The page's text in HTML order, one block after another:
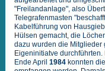
"Freilandanlage", also
Telegrafenmasten
Kabelführung von
Hülsen gemacht, die
dazu wurden die Mitglieder
Eigeninitiatve
Ende April 1984konnten